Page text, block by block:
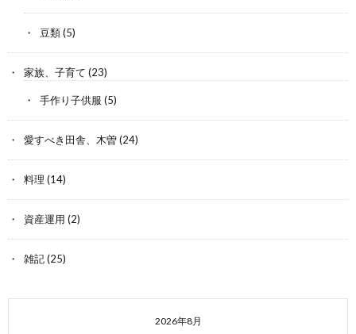
豆類(5)
家族、子育て (23)
手作り子供服 (5)
愛すべき田舎、木曽(24)
料理 (14)
資産運用 (2)
雑記(25)
2026年8月